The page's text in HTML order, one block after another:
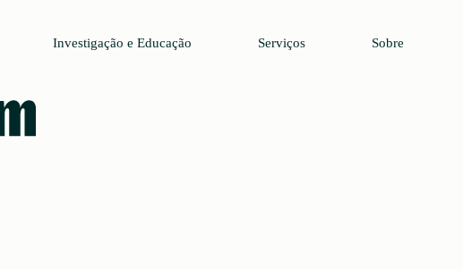
Investigação e Educação Serviços Sobre